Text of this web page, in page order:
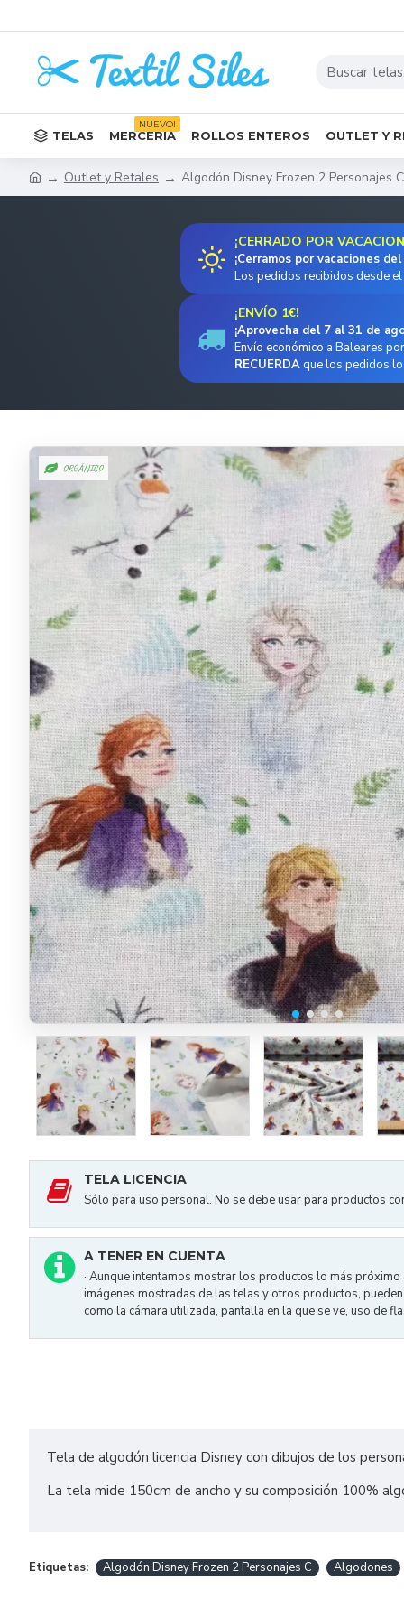
TELAS MERCERÍA
NUEVO!
ROLLOS ENTEROS OUTLET Y
Outlet y Retales Algodón Disney Frozen 2 Personajes C
¡CERRADO POR
¡Cerramos por vacaciones
Los pedidos recibidos desde
¡ENVÍO 1€!
¡Aprovecha del 7 al 31 de
Envío económico a Baleares
RECUERDA que los pedidos
ORGÁNICO
A TENER EN CUENTA
· Aunque intentamos mostrar los productos lo más
imágenes mostradas de las telas y otros productos,
como la cámara utilizada, pantalla en la que se ve, uso de
TELA LICENCIA
Sólo para uso personal. No se debe usar para productos
Tela de algodón licencia Disney con dibujos de los
La tela mide 150cm de ancho y su composición 100%
Etiquetas: Algodón Disney Frozen 2 Personajes C Algodones